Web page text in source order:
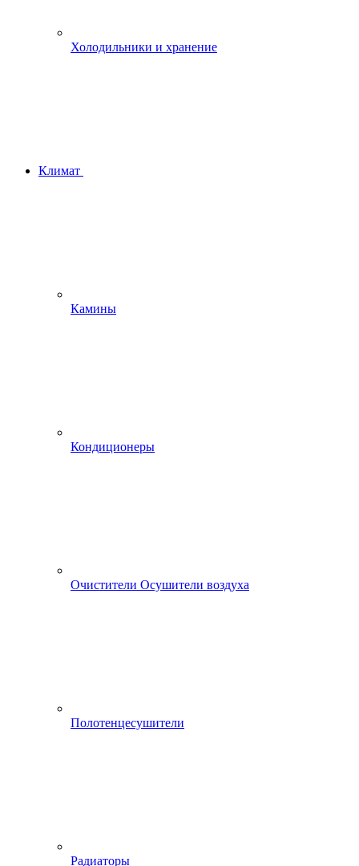
Холодильники и хранение
Климат
Камины
Кондиционеры
Очистители Осушители воздуха
Полотенцесушители
Радиаторы